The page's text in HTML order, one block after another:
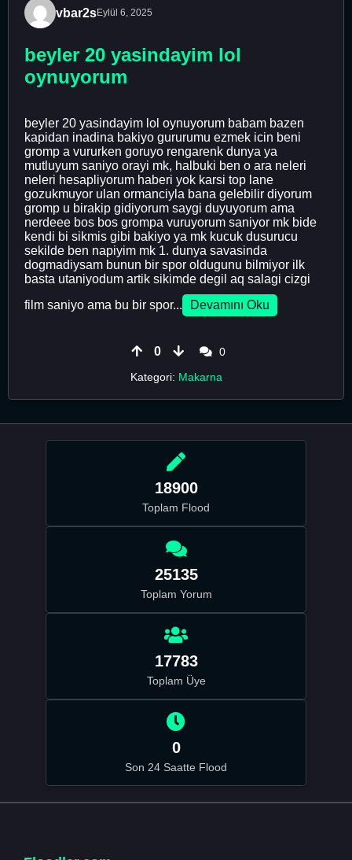
vbar2sEylül 6, 2025
beyler 20 yasindayim lol
oynuyorum
beyler 20 yasindayim lol oynuyorum babam bazen
kapidan inadina bakiyo gururumu ezmek icin beni
gromp a vururken goruyo rengarenk dunya ya
mutluyum saniyo orayi mk, halbuki ben o ara neleri
neleri hesapliyorum haberi yok karsi top lane
gozukmuyor ulan ormanciyla bana gelebilir diyorum
gromp u birakip gidiyorum saygi duyuyorum ama
nerdeee bos bos grompa vuruyorum saniyor mk bide
kendi bi sikmis gibi bakiyo ya mk kucuk dusurucu
sekilde ben napiyim mk 1. dunya savasinda
dogmadiysam bunun bir spor oldugunu bilmiyor ilk
basta utaniyodum artik sikimde degil aq salagi cizgi
film saniyo ama bu bir spor...
Devamını Oku
0
0
Kategori: Makarna
18900
Toplam Flood
25135
Toplam Yorum
17783
Toplam Üye
0
Son 24 Saatte Flood